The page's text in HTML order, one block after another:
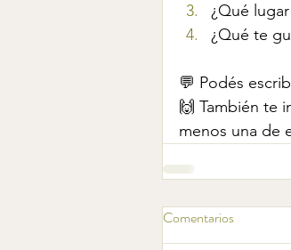
¿Qué
¿Qué te
💬 Podés
🙌 También te
menos una de
Comentarios